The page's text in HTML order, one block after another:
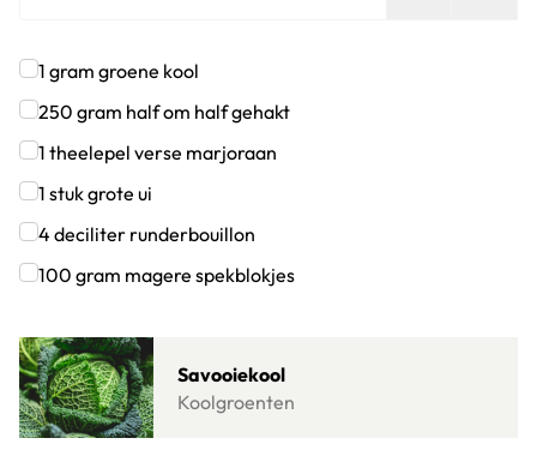
1 gram groene kool
Klik om dit selectievakje aan te vinken
250 gram half om half gehakt
Klik om dit selectievakje aan te vinken
1 theelepel verse marjoraan
Klik om dit selectievakje aan te vinken
1 stukgrote ui
Klik om dit selectievakje aan te vinken
4 deciliter runderbouillon
Klik om dit selectievakje aan te vinken
100 gram magere spekblokjes
Savooiekool
Koolgroenten
Lees meer over Savooiekool